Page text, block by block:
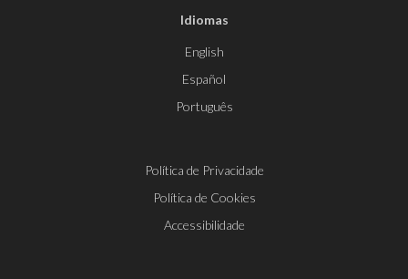
Idiomas
English
Español
Português
Política de Privacidade
Política de Cookies
Accessibilidade